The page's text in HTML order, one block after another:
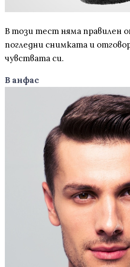
В този тест няма правилен
погледни снимката и
чувствата си.
В анфас